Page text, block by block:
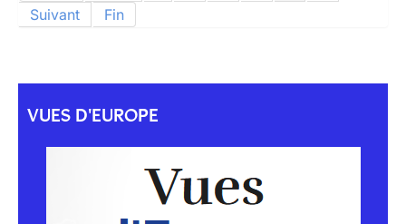
Suivant
Fin
VUES D'EUROPE